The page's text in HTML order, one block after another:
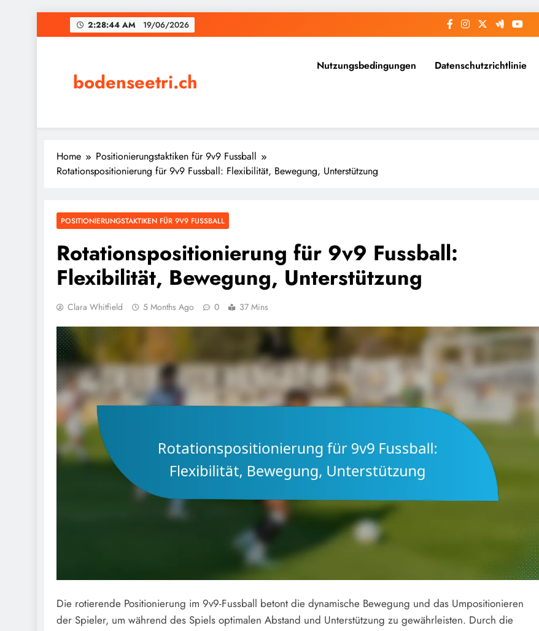
to
2:28:45 AM 19/06/2026
bodenseetri.ch
Nutzungsbedingungen Datenschutzrichtlinie
Home
Positionierungstaktiken für 9v9 Fussball
Rotationspositionierung für 9v9 Fussball: Flexibilität, Bewegung, Unterstützung
POSITIONIERUNGSTAKTIKEN FÜR 9V9 FUSSBALL
Rotationspositionierung für 9v9 Fussball:
Flexibilität, Bewegung, Unterstützung
Clara Whitfield 5 Months Ago 0 37 Mins
Die rotierende Positionierung im 9v9-Fussball betont die dynamische Bewegung und das Umpositionieren
der Spieler, um während des Spiels optimalen Abstand und Unterstützung zu gewährleisten. Durch die